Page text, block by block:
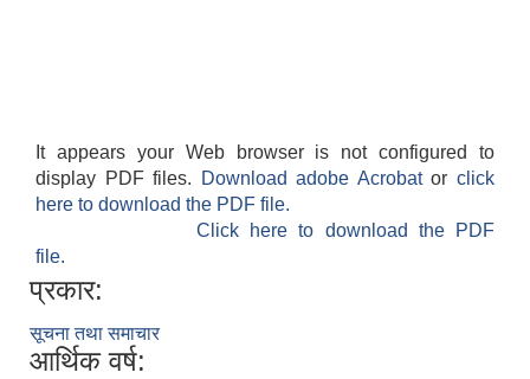
It appears your Web browser is not configured to
display PDF files.
Download adobe Acrobatorclick
here to download the PDF file.
Click here to download the PDF
file.
प्रकार:
सूचना तथा समाचार
आर्थिक वर्ष: